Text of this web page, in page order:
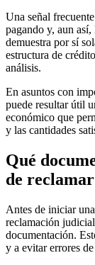
Una señal
pagando y, aun
demuestra por sí
estructura de
análisis.
En asuntos con
puede resultar útil
económico que
y las cantidades
Qué
de reclamar
Antes de iniciar una
reclamación
documentación.
y a evitar errores